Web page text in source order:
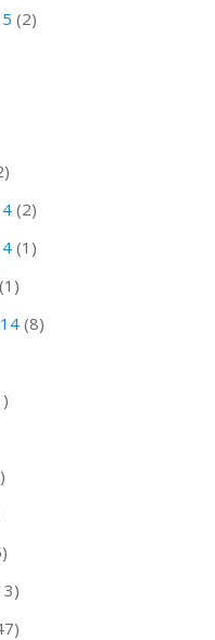
(2)
(2)
(1)
(8)